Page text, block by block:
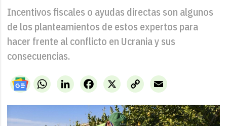
Incentivos fiscales o ayudas directas son algunos
de los planteamientos de estos expertos para
hacer frente al conflicto en Ucrania y sus
consecuencias.
WhatsAppLinkedIn X
Facebook
Copy
Link
Email